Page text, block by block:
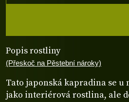
Popis rostliny
(Přeskoč na Pěstební nároky)
Tato japonská kapradina se u
jako interiérová rostlina, ale